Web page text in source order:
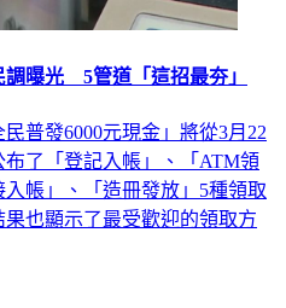
調曝光 5管道「這招最夯」
普發6000元現金」將從3月22
了「登記入帳」、「ATM領
帳」、「造冊發放」5種領取
也顯示了最受歡迎的領取方